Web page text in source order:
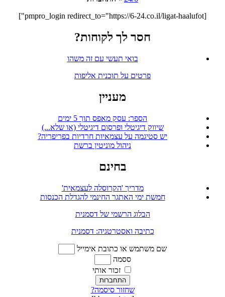
[pmpro_login redirect_to="https://6-24.co.il/ligat-haalufot"]
חסר לך לקוחות?
בואי תעשי עם זה משהו
פרטים על תוכנית אליפות
מעניין
הספר: עסק מאפס תוך 5 ימים
שיווק דיגיטלי ופרסום דיגיטלי (או שלא...)
יש סטיגמה על עצמאיות חרדיות בפריפריה?
ניהול מוניטין ברשת
בחינם
מדריך 'הקרוסלה לעצמאית'
חמשת ימי האתגר החינמי להגדלת הכנסות
הבלוג הרשמי של דסמנית
כתיבה ואסטרטגיה: דסמנית
שם משתמש או כתובת אימייל
ססמה
זכור אותי
התחברות
שחזור סיסמה?